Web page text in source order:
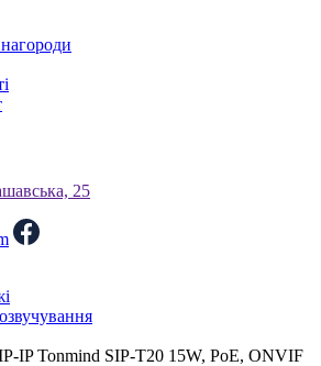
25
IP Tonmind SIP-T20 15W, PoE, ONVIF